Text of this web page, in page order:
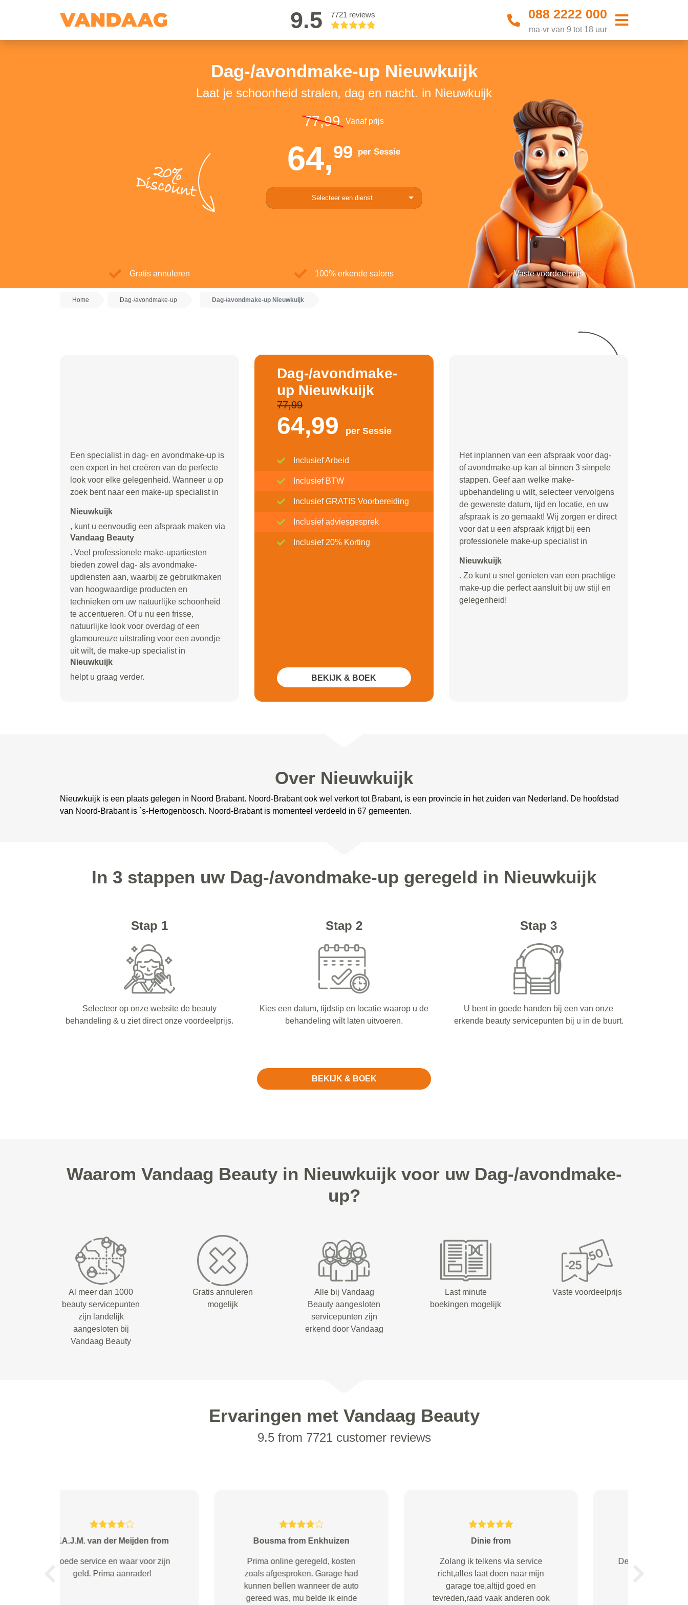
9.5 7721 reviews 088 2222 000
ma-vr van 9 tot 18 uur
Dag-/avondmake-up Nieuwkuijk
Laat je schoonheid stralen, dag en nacht. in Nieuwkuijk
20%
Discount
77,99 Vanaf prijs
64,99 per Sessie
Selecteer een dienst
Gratis annuleren 100% erkende salons Vaste voordeelprijs
Home Dag-/avondmake-up Dag-/avondmake-up Nieuwkuijk
Een specialist in dag- en avondmake-up is
een expert in het creëren van de perfecte
look voor elke gelegenheid. Wanneer u op
zoek bent naar een make-up specialist in
Nieuwkuijk
, kunt u eenvoudig een afspraak maken via
Vandaag Beauty
. Veel professionele make-upartiesten
bieden zowel dag- als avondmake-
updiensten aan, waarbij ze gebruikmaken
van hoogwaardige producten en
technieken om uw natuurlijke schoonheid
te accentueren. Of u nu een frisse,
natuurlijke look voor overdag of een
glamoureuze uitstraling voor een avondje
uit wilt, de make-up specialist in
Nieuwkuijk
helpt u graag verder.
Dag-/avondmake-
up Nieuwkuijk
77,99
64,99 per Sessie
Inclusief Arbeid
Inclusief BTW
Inclusief GRATIS Voorbereiding
Inclusief adviesgesprek
Inclusief 20% Korting
BEKIJK & BOEK
Het inplannen van een afspraak voor dag-
of avondmake-up kan al binnen 3 simpele
stappen. Geef aan welke make-
upbehandeling u wilt, selecteer vervolgens
de gewenste datum, tijd en locatie, en uw
afspraak is zo gemaakt! Wij zorgen er direct
voor dat u een afspraak krijgt bij een
professionele make-up specialist in
Nieuwkuijk
. Zo kunt u snel genieten van een prachtige
make-up die perfect aansluit bij uw stijl en
gelegenheid!
Over Nieuwkuijk
Nieuwkuijk is een plaats gelegen in Noord Brabant. Noord-Brabant ook wel verkort tot Brabant, is een provincie in het zuiden van Nederland. De hoofdstad
van Noord-Brabant is `s-Hertogenbosch. Noord-Brabant is momenteel verdeeld in 67 gemeenten.
In 3 stappen uw Dag-/avondmake-up geregeld in Nieuwkuijk
Stap 1
Selecteer op onze website de beauty
behandeling & u ziet direct onze voordeelprijs.
Stap 2
Kies een datum, tijdstip en locatie waarop u de
behandeling wilt laten uitvoeren.
Stap 3
U bent in goede handen bij een van onze
erkende beauty servicepunten bij u in de buurt.
BEKIJK & BOEK
Waarom Vandaag Beauty in Nieuwkuijk voor uw Dag-/avondmake-
up?
Al meer dan 1000
beauty servicepunten
zijn landelijk
aangesloten bij
Vandaag Beauty
Gratis annuleren
mogelijk
Alle bij Vandaag
Beauty aangesloten
servicepunten zijn
erkend door Vandaag
Last minute
boekingen mogelijk
Vaste voordeelprijs
Ervaringen met Vandaag Beauty
9.5 from 7721 customer reviews
Dinie from
Zolang ik telkens via service
richt,alles laat doen naar mijn
Stout from Vierpolders
De gemaakte afspraken zijn prima
nagekomen.
Schinkelshoek from
Vriendelijk geholpen. Keurig op
tijd ondanks feit dat afspraak op
mijn verzoek was verzet (naar
eerdere datum).
Previous